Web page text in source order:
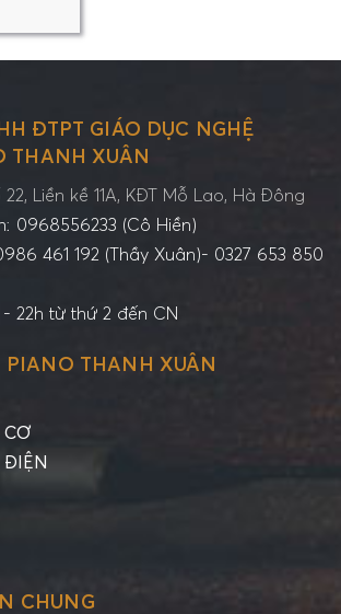
ĐTPT GIÁO DỤC NGHỆ
THANH XUÂN
Liền kề 11A, KĐT Mỗ Lao, Hà Đông
0968556233 (Cô Hiền)
461 192 (Thầy Xuân)- 0327 653 850
22h từ thứ 2 đến CN
PIANO THANH XUÂN
ĐIỆN
CHUNG